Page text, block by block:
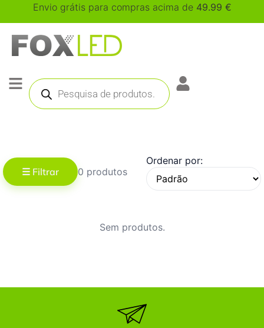
Envio grátis para compras acima de 49.99 €
☰ Filtrar 0 produtos
Ordenar por:
Sem produtos.